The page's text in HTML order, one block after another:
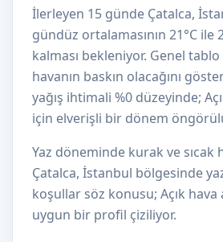
İlerleyen 15 günde Çatalca,
gündüz ortalamasının 21°C ile
kalması bekleniyor. Genel tablo
havanın baskın olacağını
yağış ihtimali %0 düzeyinde;
için elverişli bir dönem
Yaz döneminde kurak ve sıcak
Çatalca, İstanbul bölgesinde
koşullar söz konusu; Açık
uygun bir profil çiziliyor.